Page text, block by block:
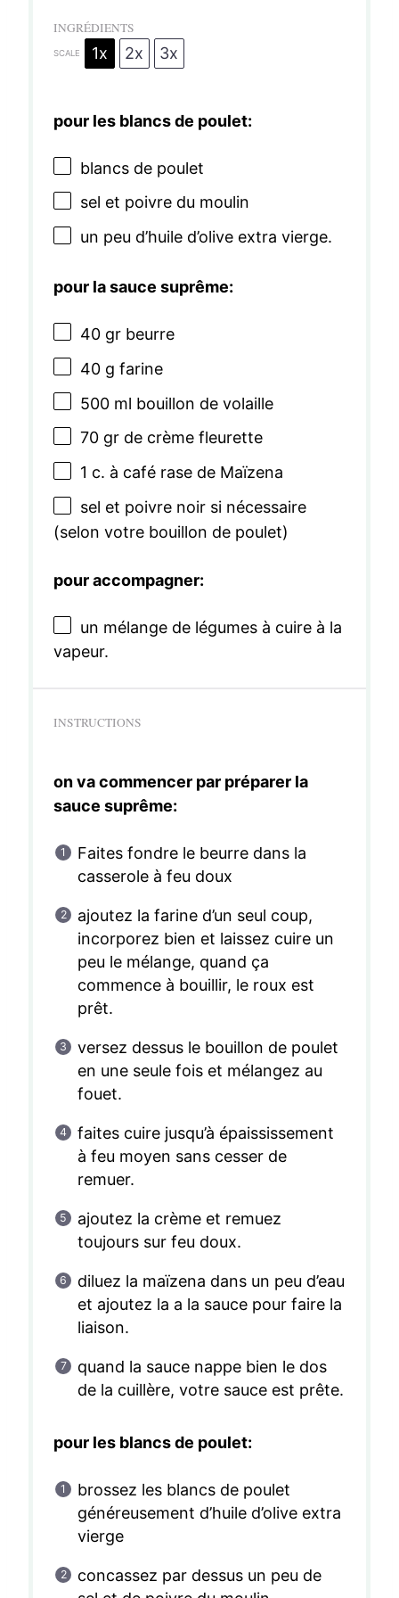
INGRÉDIENTS
SCALE 1x 2x 3x
pour les blancs de poulet:
blancs de poulet
sel et poivre du moulin
un peu d’huile d’olive extra vierge.
pour la sauce suprême:
40gr beurre
40 g farine
500ml bouillon de volaille
70gr de crème fleurette
1 c. à café rase de Maïzena
sel et poivre noir si nécessaire
(selon votre bouillon de poulet)
pour accompagner:
un mélange de légumes à cuire à la
vapeur.
INSTRUCTIONS
on va commencer par préparer la
sauce suprême:
Faites fondre le beurre dans la
casserole à feu doux
ajoutez la farine d’un seul coup,
incorporez bien et laissez cuire un
peu le mélange, quand ça
commence à bouillir, le roux est
prêt.
versez dessus le bouillon de poulet
en une seule fois et mélangez au
fouet.
faites cuire jusqu’à épaississement
à feu moyen sans cesser de
remuer.
ajoutez la crème et remuez
toujours sur feu doux.
diluez la maïzena dans un peu d’eau
et ajoutez la a la sauce pour faire la
liaison.
quand la sauce nappe bien le dos
de la cuillère, votre sauce est prête.
pour les blancs de poulet:
brossez les blancs de poulet
généreusement d’huile d’olive extra
vierge
concassez par dessus un peu de